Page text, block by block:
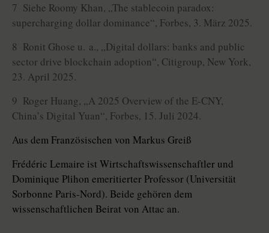
7 Siehe Roomy Khan, „The stablecoin paradox:
supercharging dollar dominance“, Forbes, 3. März 2025.
8 Ronit Ghose u. a., „Digital dollars: banks and public
sector drive blockchain adoption“, Citigroup, New York,
23. April 2025.
9 Roger Huang, „A 2025 Overview of the E-CNY,
China’s Digital ­Yuan“, Forbes, 15. Juli 2024.
Aus dem Französischen von Markus Greiß
Frédéric Lemaire ist Wirtschaftswissenschaftler und
Dominique ­Plihon emeritierter Professor (Universität
Sorbonne Paris-Nord). Beide gehören dem
wissenschaftlichen Beirat von Attac an.